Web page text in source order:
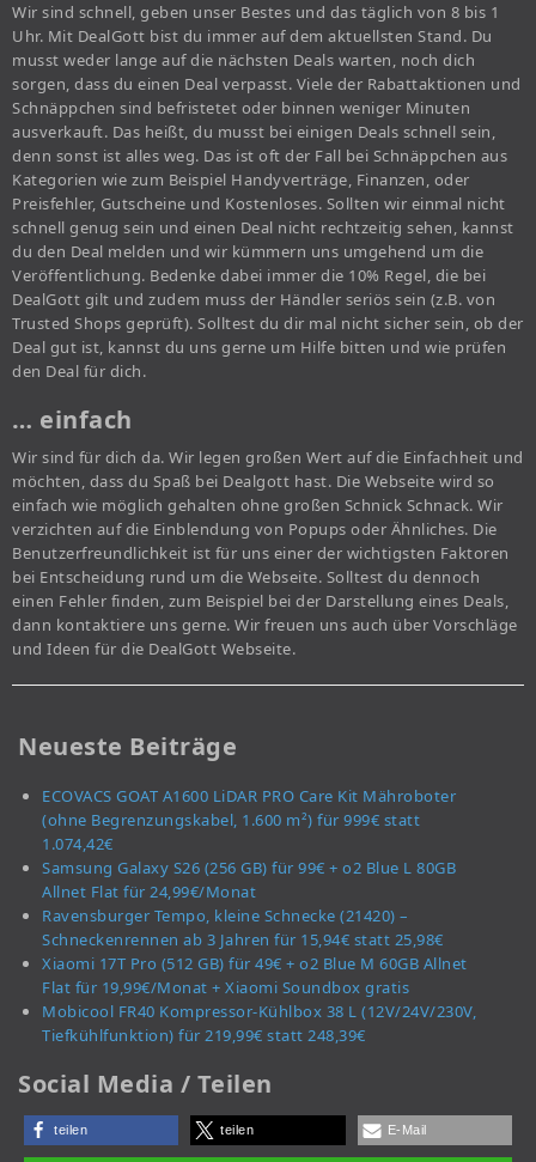
Wir sind schnell, geben unser Bestes und das täglich von 8 bis 1
Uhr. Mit DealGott bist du immer auf dem aktuellsten Stand. Du
musst weder lange auf die nächsten Deals warten, noch dich
sorgen, dass du einen Deal verpasst. Viele der Rabattaktionen und
Schnäppchen sind befristetet oder binnen weniger Minuten
ausverkauft. Das heißt, du musst bei einigen Deals schnell sein,
denn sonst ist alles weg. Das ist oft der Fall bei Schnäppchen aus
Kategorien wie zum Beispiel Handyverträge, Finanzen, oder
Preisfehler, Gutscheine und Kostenloses. Sollten wir einmal nicht
schnell genug sein und einen Deal nicht rechtzeitig sehen, kannst
du den Deal melden und wir kümmern uns umgehend um die
Veröffentlichung. Bedenke dabei immer die 10% Regel, die bei
DealGott gilt und zudem muss der Händler seriös sein (z.B. von
Trusted Shops geprüft). Solltest du dir mal nicht sicher sein, ob der
Deal gut ist, kannst du uns gerne um Hilfe bitten und wie prüfen
den Deal für dich.
… einfach
Wir sind für dich da. Wir legen großen Wert auf die Einfachheit und
möchten, dass du Spaß bei Dealgott hast. Die Webseite wird so
einfach wie möglich gehalten ohne großen Schnick Schnack. Wir
verzichten auf die Einblendung von Popups oder Ähnliches. Die
Benutzerfreundlichkeit ist für uns einer der wichtigsten Faktoren
bei Entscheidung rund um die Webseite. Solltest du dennoch
einen Fehler finden, zum Beispiel bei der Darstellung eines Deals,
dann kontaktiere uns gerne. Wir freuen uns auch über Vorschläge
und Ideen für die DealGott Webseite.
Neueste Beiträge
ECOVACS GOAT A1600 LiDAR PRO Care Kit Mähroboter
(ohne Begrenzungskabel, 1.600 m²) für 999€ statt
1.074,42€
Samsung Galaxy S26 (256 GB) für 99€ + o2 Blue L 80GB
Allnet Flat für 24,99€/Monat
Ravensburger Tempo, kleine Schnecke (21420) –
Schneckenrennen ab 3 Jahren für 15,94€ statt 25,98€
Xiaomi 17T Pro (512 GB) für 49€ + o2 Blue M 60GB Allnet
Flat für 19,99€/Monat + Xiaomi Soundbox gratis
Mobicool FR40 Kompressor-Kühlbox 38 L (12V/24V/230V,
Tiefkühlfunktion) für 219,99€ statt 248,39€
Social Media / Teilen
teilen teilen E-Mail